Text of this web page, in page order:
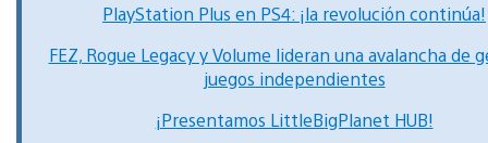
PlayStation Plus en PS4: ¡la revolución continúa!
FEZ, Rogue Legacy y Volume lideran una avalancha de
juegos independientes
¡Presentamos LittleBigPlanet HUB!